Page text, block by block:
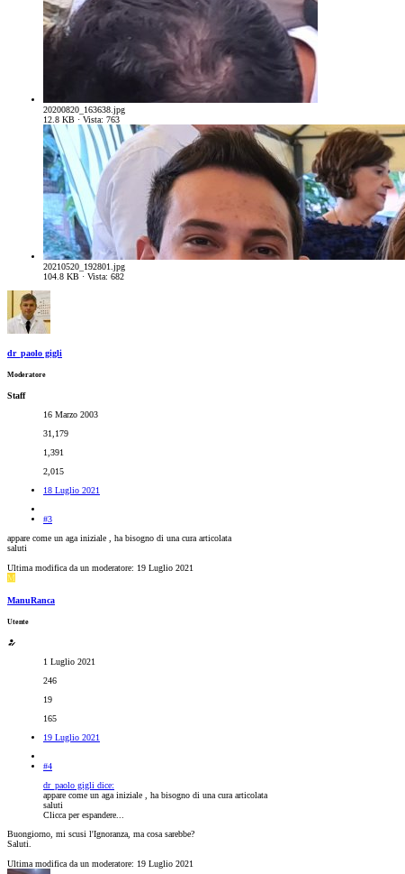
20200820_163638.jpg
12.8 KB · Vista: 763
20210520_192801.jpg
104.8 KB · Vista: 682
dr_paolo gigli
Moderatore
Staff
16 Marzo 2003
31,179
1,391
2,015
18 Luglio 2021
#3
appare come un aga iniziale , ha bisogno di una cura articolata
saluti
Ultima modifica da un moderatore: 19 Luglio 2021
M
ManuRanca
Utente
1 Luglio 2021
246
19
165
19 Luglio 2021
#4
dr_paolo gigli dice:
appare come un aga iniziale , ha bisogno di una cura articolata
saluti
Clicca per espandere...
Buongiorno, mi scusi l'Ignoranza, ma cosa sarebbe?
Saluti.
Ultima modifica da un moderatore: 19 Luglio 2021